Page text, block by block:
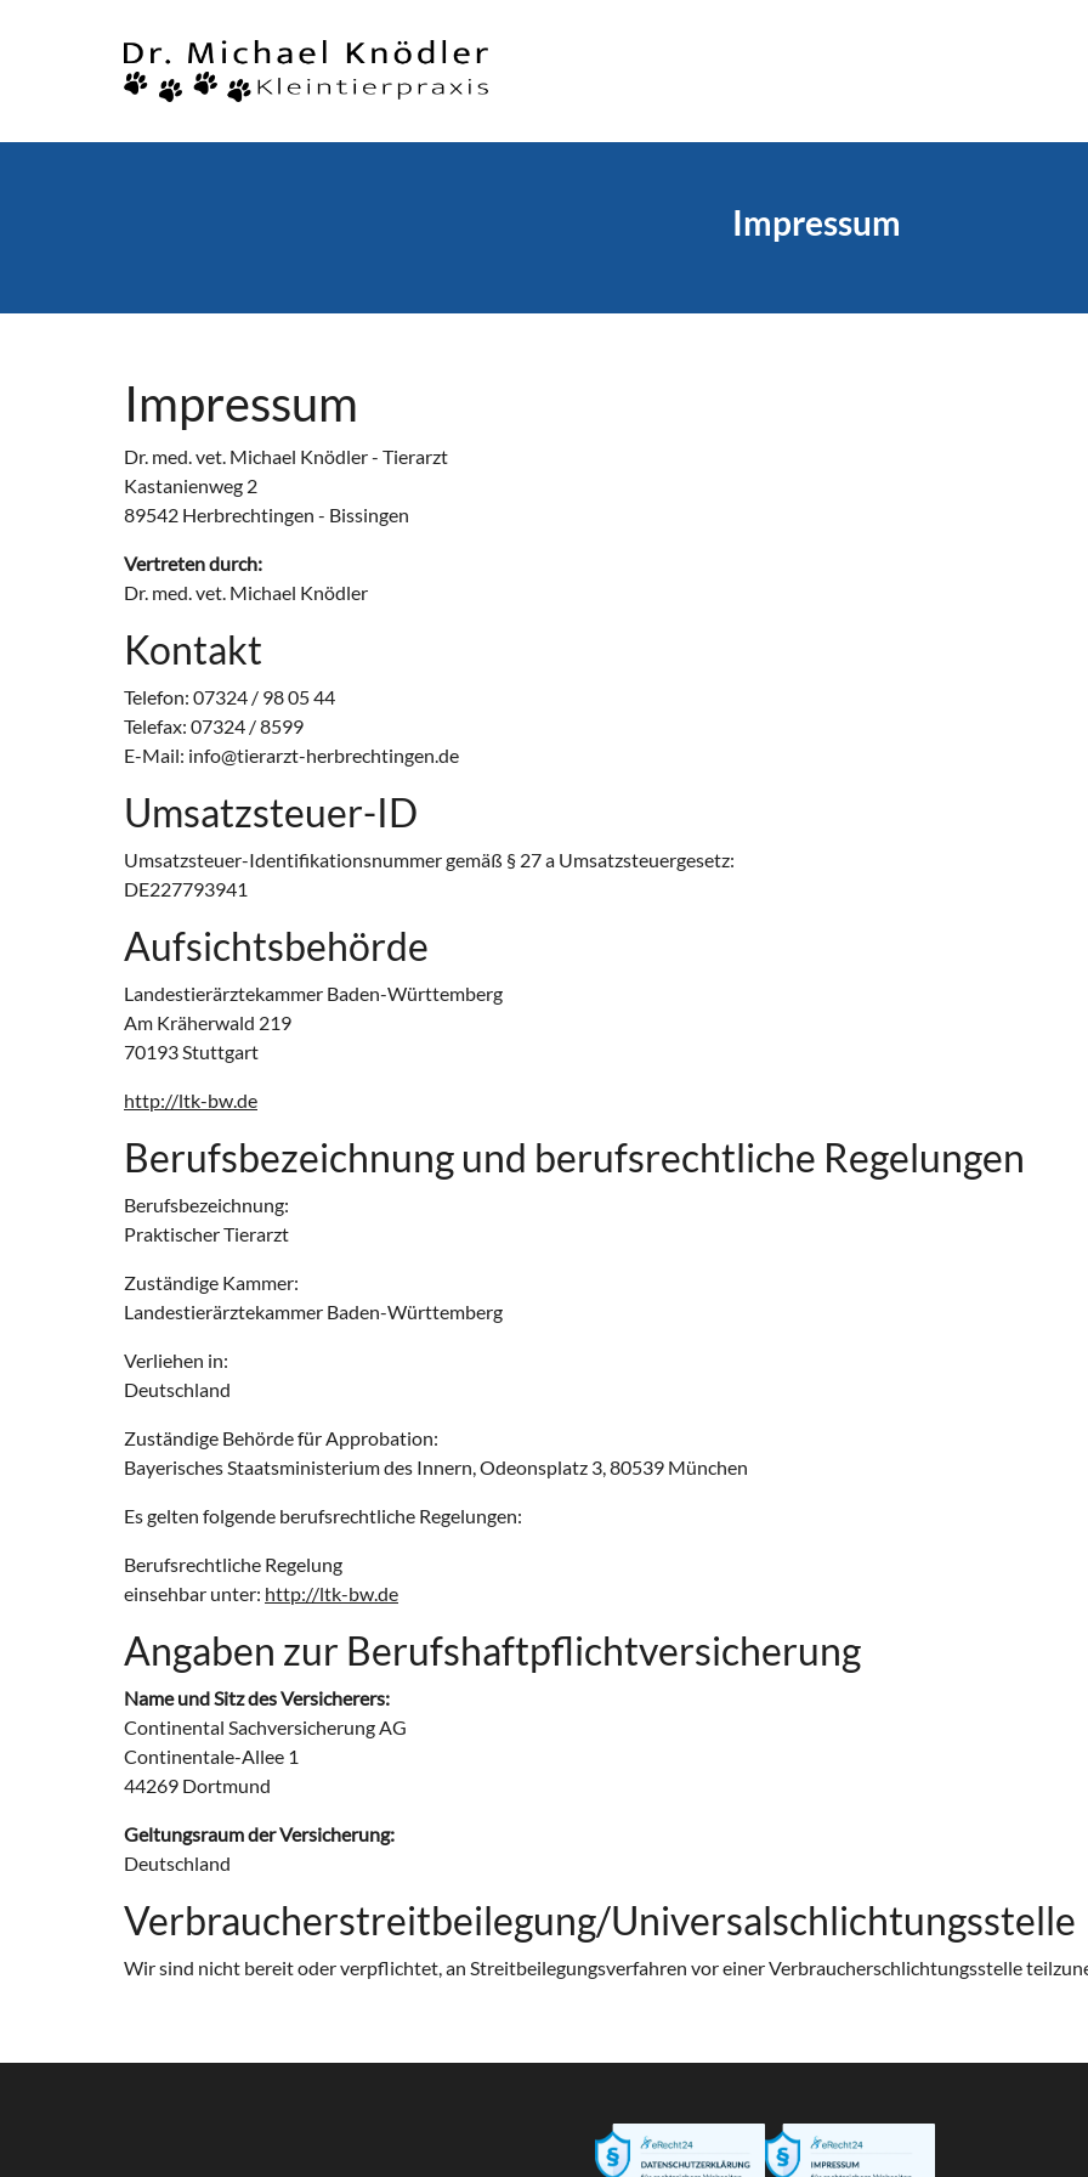
Impressum
Impressum
Dr. med. vet. Michael Knödler - Tierarzt
Kastanienweg 2
89542 Herbrechtingen - Bissingen
Vertreten durch:
Dr. med. vet. Michael Knödler
Kontakt
Telefon: 07324 / 98 05 44
Telefax: 07324 / 8599
E-Mail: info@tierarzt-herbrechtingen.de
Umsatzsteuer-ID
Umsatzsteuer-Identifikationsnummer gemäß § 27 a Umsatzsteuergesetz:
DE227793941
Aufsichtsbehörde
Landestierärztekammer Baden-Württemberg
Am Kräherwald 219
70193 Stuttgart
http://ltk-bw.de
Berufsbezeichnung und berufsrechtliche Regelungen
Berufsbezeichnung:
Praktischer Tierarzt
Zuständige Kammer:
Landestierärztekammer Baden-Württemberg
Verliehen in:
Deutschland
Zuständige Behörde für Approbation:
Bayerisches Staatsministerium des Innern, Odeonsplatz 3, 80539 München
Es gelten folgende berufsrechtliche Regelungen:
Berufsrechtliche Regelung
einsehbar unter: http://ltk-bw.de
Angaben zur Berufs­haftpflicht­versicherung
Name und Sitz des Versicherers:
Continental Sachversicherung AG
Continentale-Allee 1
44269 Dortmund
Geltungsraum der Versicherung:
Deutschland
Verbraucher­streit­beilegung/Universal­schlichtungs­stelle
Wir sind nicht bereit oder verpflichtet, an Streitbeilegungsverfahren vor einer Verbraucherschlichtungsstelle